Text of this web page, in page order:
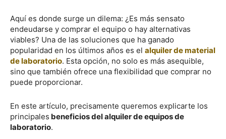
Aquí es donde surge un dilema: ¿Es más sensato
endeudarse y comprar el equipo o hay alternativas
viables? Una de las soluciones que ha ganado
popularidad en los últimos años es el alquiler de material
de laboratorio. Esta opción, no solo es más asequible,
sino que también ofrece una flexibilidad que comprar no
puede proporcionar.
En este artículo, precisamente queremos explicarte los
principales beneficios del alquiler de equipos de
laboratorio.